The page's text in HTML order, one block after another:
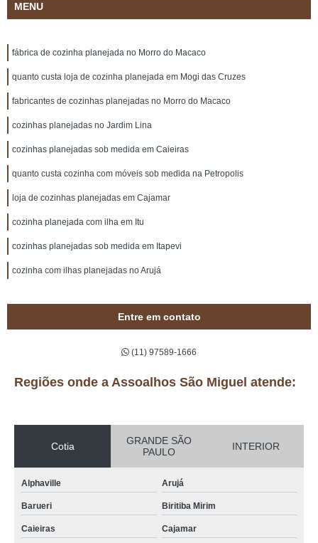
MENU
fábrica de cozinha planejada no Morro do Macaco
quanto custa loja de cozinha planejada em Mogi das Cruzes
fabricantes de cozinhas planejadas no Morro do Macaco
cozinhas planejadas no Jardim Lina
cozinhas planejadas sob medida em Caieiras
quanto custa cozinha com móveis sob medida na Petropolis
loja de cozinhas planejadas em Cajamar
cozinha planejada com ilha em Itu
cozinhas planejadas sob medida em Itapevi
cozinha com ilhas planejadas no Arujá
Entre em contato
(11) 97589-1666
Regiões onde a Assoalhos São Miguel atende:
Cotia
GRANDE SÃO
PAULO
INTERIOR
Alphaville Arujá
Barueri Biritiba Mirim
Caieiras Cajamar